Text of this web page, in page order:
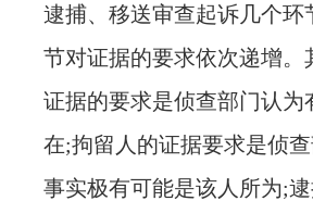
逮捕、移送审查起诉几个环
节对证据的要求依次递增。
证据的要求是侦查部门认为
在;拘留人的证据要求是侦
事实极有可能是该人所为;